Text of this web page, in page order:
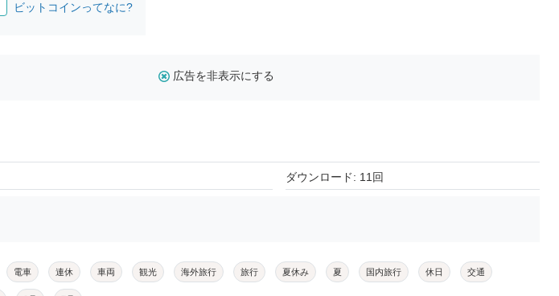
ビットコインってなに?
広告を非表示にする
ダウンロード: 11回
電車 連休 車両 観光 海外旅行 旅行 夏休み 夏 国内旅行 休日 交通